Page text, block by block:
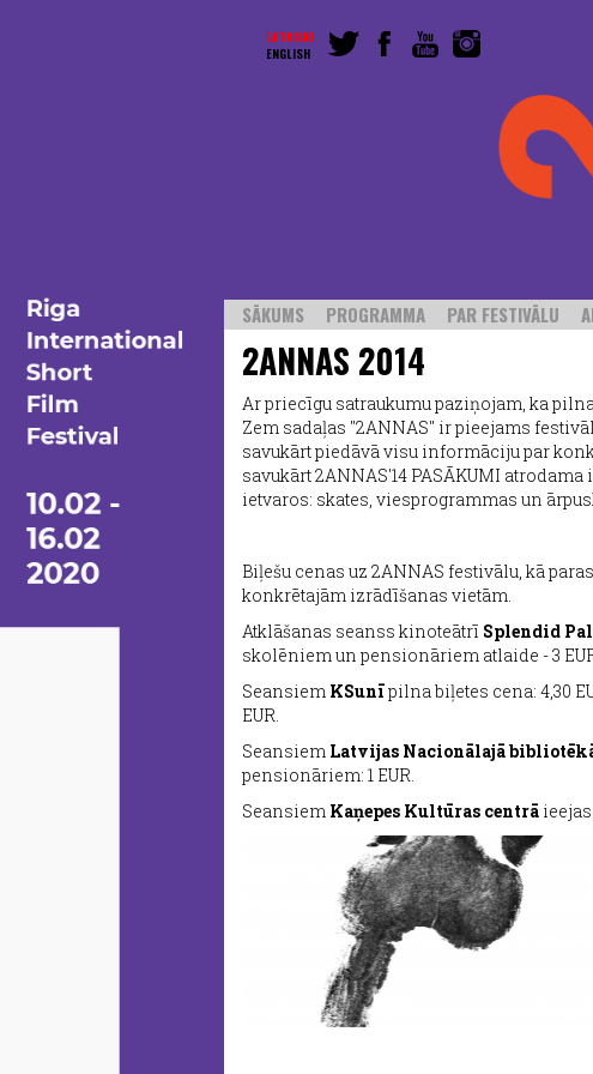
LATVISKI
ENGLISH
SĀKUMS PROGRAMMA PAR FESTIVĀLU
2ANNAS 2014
Ar priecīgu satraukumu paziņojam, ka
Zem sadaļas ''2ANNAS'' ir pieejams
savukārt piedāvā visu informāciju par
savukārt 2ANNAS'14 PASĀKUMI
ietvaros: skates, viesprogrammas un
Biļešu cenas uz 2ANNAS festivālu, kā
konkrētajām izrādīšanas vietām.
Atklāšanas seanss kinoteātrī Splendid
skolēniem un pensionāriem atlaide - 3
Seansiem KSunīpilna biļetes cena: 4,30
EUR.
Seansiem Latvijas Nacionālajā
pensionāriem: 1 EUR.
Seansiem Kaņepes Kultūras centrā ieejas